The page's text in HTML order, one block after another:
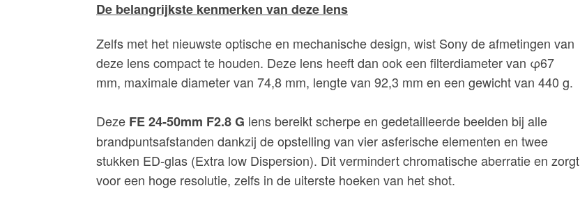
De belangrijkste kenmerken van deze lens
Zelfs met het nieuwste optische en mechanische design, wist Sony de afmetingen van
deze lens compact te houden. Deze lens heeft dan ook een filterdiameter van φ67
mm, maximale diameter van 74,8 mm, lengte van 92,3 mm en een gewicht van 440 g. ​
​Deze FE 24-50mm F2.8 G lens bereikt scherpe en gedetailleerde beelden bij alle
brandpuntsafstanden dankzij de opstelling van vier asferische elementen en twee
stukken ED-glas (Extra low Dispersion). Dit vermindert chromatische aberratie en zorgt
voor een hoge resolutie, zelfs in de uiterste hoeken van het shot.